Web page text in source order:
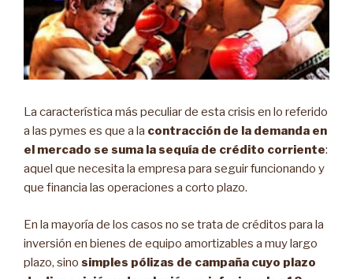
La característica más peculiar de esta crisis en lo referido
a las pymes es que a la contracción de la demanda en
el mercado se suma la sequía de crédito corriente:
aquel que necesita la empresa para seguir funcionando y
que financia las operaciones a corto plazo.
En la mayoría de los casos no se trata de créditos para la
inversión en bienes de equipo amortizables a muy largo
plazo, sino simples pólizas de campaña cuyo plazo